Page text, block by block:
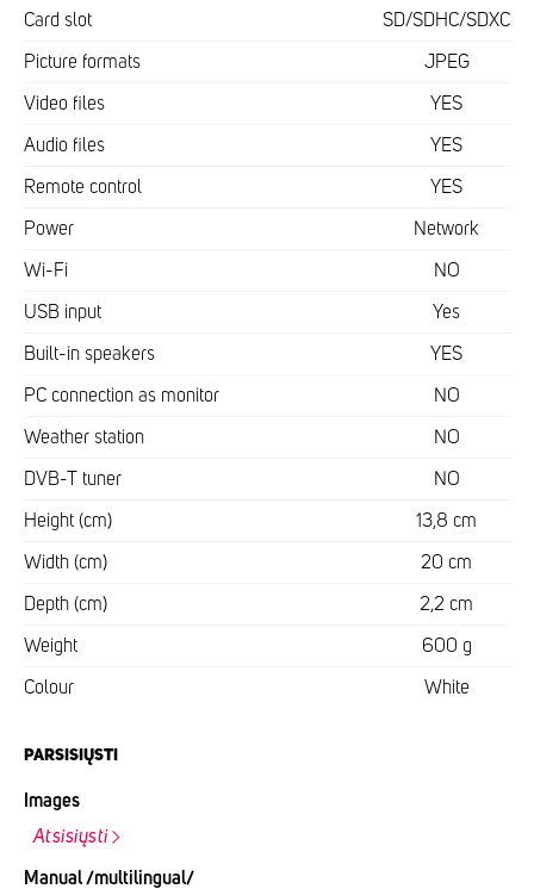
Card slot SD/SDHC/SDXC
Picture formats JPEG
Video files YES
Audio files YES
Remote control YES
Power Network
Wi-Fi NO
USB input Yes
Built-in speakers YES
PC connection as monitor NO
Weather station NO
DVB-T tuner NO
Height (cm) 13,8 cm
Width (cm) 20 cm
Depth (cm) 2,2 cm
Weight 600 g
Colour White
PARSISIŲSTI
Images
Atsisiųsti
Manual /multilingual/